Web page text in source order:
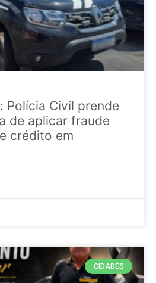
Polícia Civil prende
de aplicar fraude
crédito em
CIDADES